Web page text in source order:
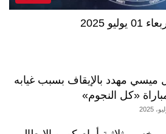
2025
ميسي مهدد بالإيقاف بسبب غيابه
«كل النجوم»